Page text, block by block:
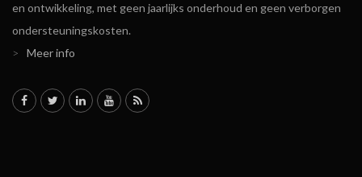
en ontwikkeling, met geen jaarlijks onderhoud en geen verborgen
ondersteuningskosten.
>
Meer info